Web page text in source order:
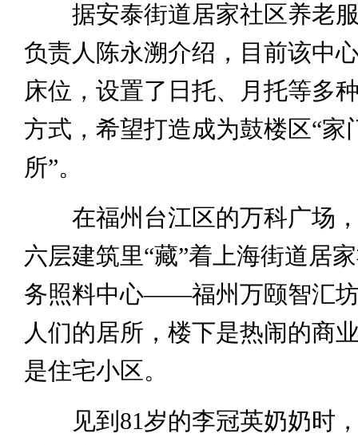
据安泰街道居家社区养老服
负责人陈永溯介绍，目前该中
床位，设置了日托、月托等多
方式，希望打造成为鼓楼区“家
所”。
在福州台江区的万科广场，
六层建筑里“藏”着上海街道居
务照料中心——福州万颐智汇
人们的居所，楼下是热闹的商
是住宅小区。
见到81岁的李冠英奶奶时，